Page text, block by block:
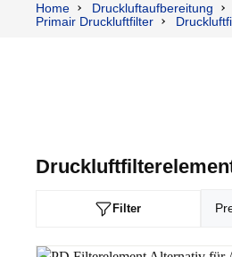
Home
Druckluftaufbereitung
Primair Druckluftfilter
Filter